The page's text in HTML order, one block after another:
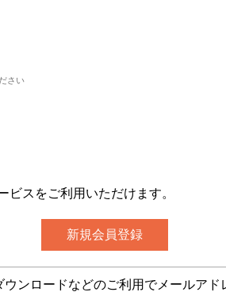
さい
スをご利用いただけます。
ロードなどのご利用でメールアド